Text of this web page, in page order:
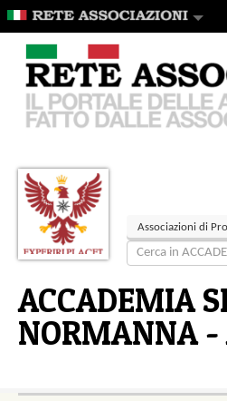
Associazioni di
ACCADEMIA
NORMANNA -